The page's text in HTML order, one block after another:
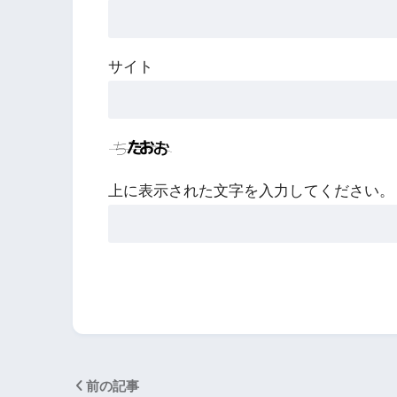
サイト
上に表示された文字を入力してください。
前の記事